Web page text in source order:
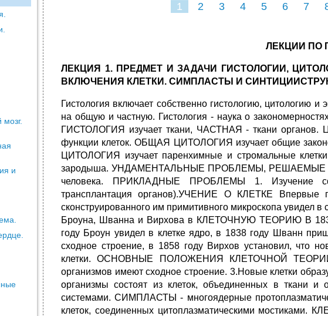
и
1 2 3 4 5 6 7
ЛЕКЦИИ ПО
ЛЕКЦИЯ 1. ПРЕДМЕТ И ЗАДАЧИ ГИСТОЛОГИИ,
ВКЛЮЧЕНИЯ КЛЕТКИ. СИМПЛАСТЫ И
Гистология включает собственно гистологию,
на общую и частную. Гистология - наука о
ГИСТОЛОГИЯ изучает ткани, ЧАСТНАЯ - ткани органов.
функции клеток. ОБЩАЯ ЦИТОЛОГИЯ изучает общие
ЦИТОЛОГИЯ изучает паренхимные и стромальные
зародыша. УНДАМЕНТАЛЬНЫЕ ПРОБЛЕМЫ, РЕШАЕМЫЕ
человека. ПРИКЛАДНЫЕ ПРОБЛЕМЫ 1. Изучение
трансплантация органов).УЧЕНИЕ О КЛЕТКЕ Впервые
сконструированного им примитивного микроскопа увидел
Броуна, Шванна и Вирхова в КЛЕТОЧНУЮ ТЕОРИЮ В 1830
году Броун увидел в клетке ядро, в 1838 году Шванн
сходное строение, в 1858 году Вирхов установил, что
клетки. ОСНОВНЫЕ ПОЛОЖЕНИЯ КЛЕТОЧНОЙ
организмов имеют сходное строение. 3.Новые клетки
организмы состоят из клеток, объединенных в ткани
системами. СИМПЛАСТЫ - многоядерные
клеток, соединенных цитоплазматическими мостиками.